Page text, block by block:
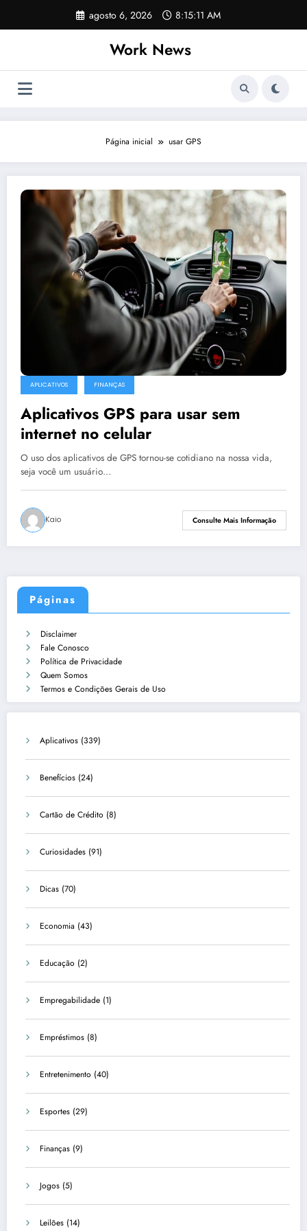
o
agosto 6, 2026 8:15:11 AM
Work News
Página inicial usar GPS
APLICATIVOS FINANÇAS
Aplicativos GPS para usar sem
internet no celular
O uso dos aplicativos de GPS tornou-se cotidiano na nossa vida,
seja você um usuário…
Kaio Consulte Mais Informação
Páginas
Disclaimer
Fale Conosco
Política de Privacidade
Quem Somos
Termos e Condições Gerais de Uso
Aplicativos (339)
Benefícios (24)
Cartão de Crédito (8)
Curiosidades (91)
Dicas (70)
Economia (43)
Educação (2)
Empregabilidade (1)
Empréstimos (8)
Entretenimento (40)
Esportes (29)
Finanças (9)
Jogos (5)
Leilões (14)